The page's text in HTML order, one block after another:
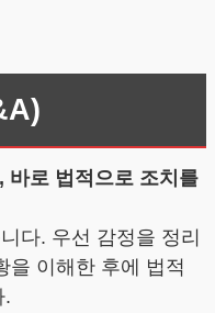
바로 법적으로 조치를
다. 우선 감정을 정리
을 이해한 후에 법적
.